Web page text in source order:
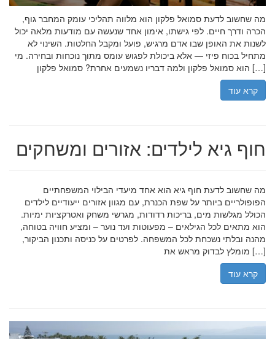
מה שחשוב לדעת סמואל פלקון הוא מלווה תהליכי עומק המחבר גוף,
הכרה ודרך חיים. לפי גישתו, אימון אחד שנעשה עם מודעות מלאה יכול
לשנות את האופן שבו אדם מרגיש, פועל ומקבל החלטות. השינוי לא
מתחיל בכוח פיזי — אלא ביכולת לפגוש עומס מתוך נוכחות ובחירה. מי
הוא סמואל פלקון ולמה דבריו נשמעים אחרת? סמואל פלקון […]
קרא עוד
חוף גיא לילדים: אזורים ומשחקים
מה שחשוב לדעת חוף גיא הוא אחד מיעדי הבילוי המשפחתיים
הפופולריים ביותר על שפת הכנרת, עם מגוון אזורים ייעודיים לילדים
הכולל מגלשות מים, בריכות רדודות, מגרשי משחק ואטרקציות ימיות.
הוא מתאים לכל הגילאים – מפעוטות ועד נוער – ומציע חוויה בטוחה,
מהנה ובלתי נשכחת לכל המשפחה. לפרטים על כניסה ותכנון הביקור,
מומלץ לבדוק מראש את […]
קרא עוד